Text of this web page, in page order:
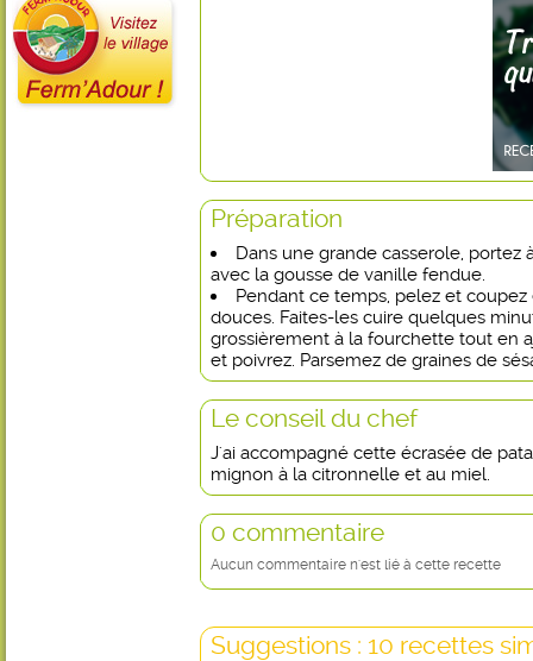
Préparation
Dans une grande casserole, portez
avec la gousse de vanille fendue.
Pendant ce temps, pelez et
douces. Faites-les cuire quelques
grossièrement à la fourchette tout en
et poivrez. Parsemez de graines de
Le conseil du chef
J'ai accompagné cette écrasée de
mignon à la citronnelle et au miel.
0 commentaire
Aucun commentaire n'est lié à cette recette
Suggestions : 10 recettes